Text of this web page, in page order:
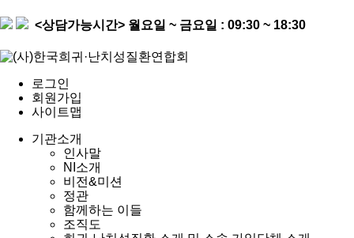
<상담가능시간> 월요일 ~ 금요일 : 09:30 ~ 18:30
로그인
회원가입
사이트맵
기관소개
인사말
NI소개
비전&미션
정관
함께하는 이들
조직도